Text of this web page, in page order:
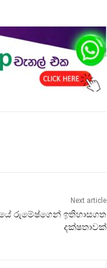
Next article
රුමේෂ්ගෙන් ඉතිහාසගත
දක්ෂතාවක්